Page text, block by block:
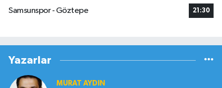
Samsunspor - Göztepe
21:30
Yazarlar
MURAT AYDIN